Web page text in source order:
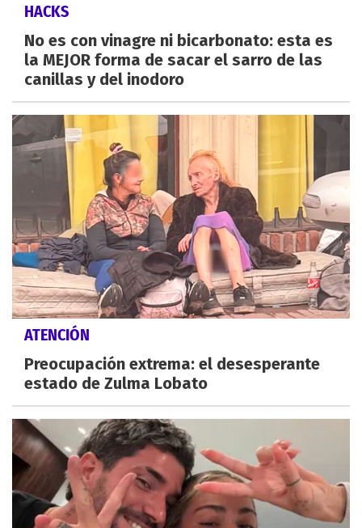
HACKS
No es con vinagre ni bicarbonato: esta es
la MEJOR forma de sacar el sarro de las
canillas y del inodoro
ATENCIÓN
Preocupación extrema: el desesperante
estado de Zulma Lobato